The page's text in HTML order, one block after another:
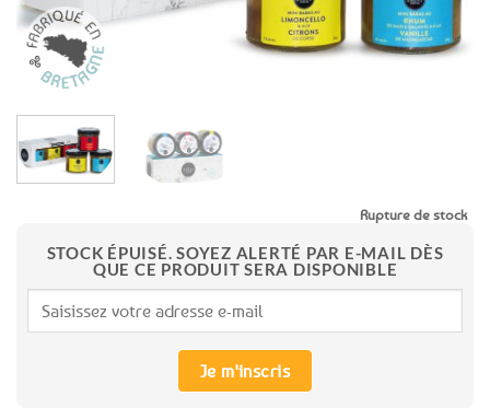
Rupture de stock
STOCK ÉPUISÉ. SOYEZ ALERTÉ PAR E-MAIL DÈS
QUE CE PRODUIT SERA DISPONIBLE
Je m'inscris